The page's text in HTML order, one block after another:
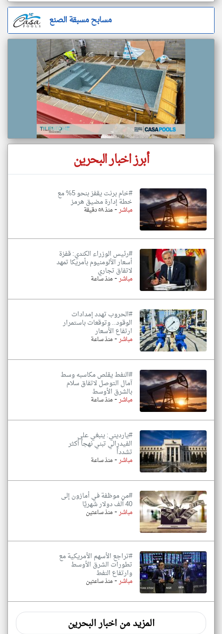
مسابح مسبقة الصنع
أبرز اخبار البحرين
#خام برنت يقفز بنحو 5% مع
خطة إدارة مضيق هرمز
مباشر-منذ ٥٨ دقيقة
#رئيس الوزراء الكندي: قفزة
أسعار الألومنيوم بأمريكا تمهد
لاتفاق تجاري
مباشر-منذ ساعة
#الحروب تهدد إمدادات
الوقود.. وتوقعات باستمرار
ارتفاع الأسعار
مباشر-منذ ساعة
#النفط يقلص مكاسبه وسط
آمال التوصل لاتفاق سلام
بالشرق الأوسط
مباشر-منذ ساعة
#يارديني: ينبغي على
الفيدرالي تبني نهجاً أكثر
تشدداً
مباشر-منذ ساعة
#من موظفة في أمازون إلى
40 ألف دولار شهريًا
مباشر-منذ ساعتين
#تراجع الأسهم الأمريكية مع
تطورات الشرق الأوسط
وارتفاع النفط
مباشر-منذ ساعتين
المزيد من اخبار البحرين